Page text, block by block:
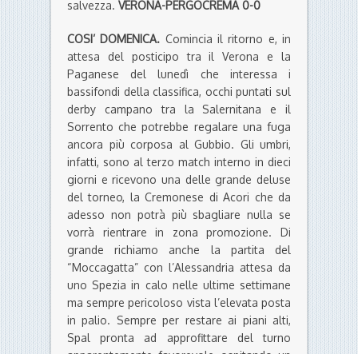
salvezza. VERONA-PERGOCREMA 0-0
COSI’ DOMENICA. Comincia il ritorno e, in
attesa del posticipo tra il Verona e la
Paganese del lunedì che interessa i
bassifondi della classifica, occhi puntati sul
derby campano tra la Salernitana e il
Sorrento che potrebbe regalare una fuga
ancora più corposa al Gubbio. Gli umbri,
infatti, sono al terzo match interno in dieci
giorni e ricevono una delle grande deluse
del torneo, la Cremonese di Acori che da
adesso non potrà più sbagliare nulla se
vorrà rientrare in zona promozione. Di
grande richiamo anche la partita del
“Moccagatta” con l’Alessandria attesa da
uno Spezia in calo nelle ultime settimane
ma sempre pericoloso vista l’elevata posta
in palio. Sempre per restare ai piani alti,
Spal pronta ad approfittare del turno